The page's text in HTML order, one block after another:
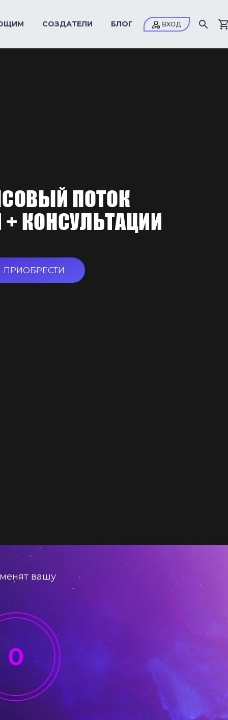
СОЗДАТЕЛИ БЛОГ
ПОТОК
КОНСУЛЬТАЦИИ
ПРИОБРЕСТИ
вашу
0